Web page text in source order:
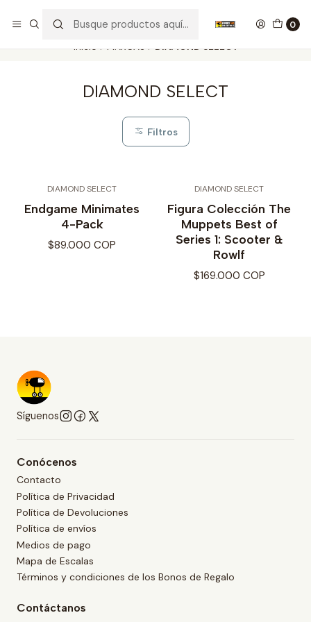
0
Inicio MARCAS DIAMOND SELECT
DIAMOND SELECT
Filtros
DIAMOND SELECT
Endgame Minimates
4-Pack
$89.000 COP
DIAMOND SELECT
Figura Colección The
Muppets Best of
Series 1: Scooter &
Rowlf
$169.000 COP
Síguenos
Conócenos
Contacto
Política de Privacidad
Política de Devoluciones
Política de envíos
Medios de pago
Mapa de Escalas
Términos y condiciones de los Bonos de Regalo
Contáctanos